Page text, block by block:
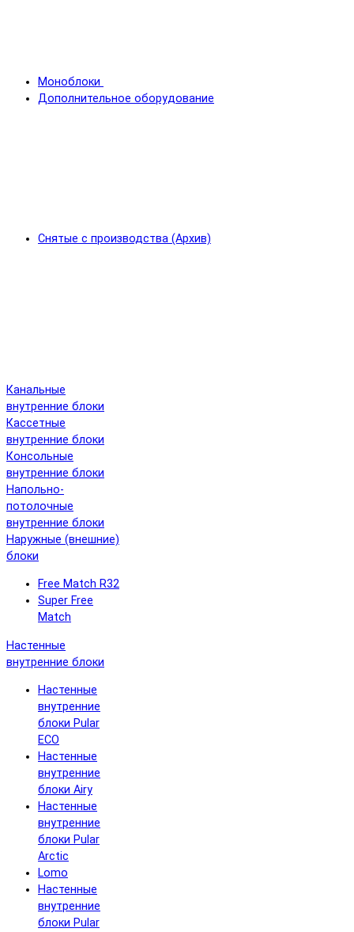
Моноблоки
Дополнительное оборудование
Снятые с производства (Архив)
Канальные
внутренние блоки
Кассетные
внутренние блоки
Консольные
внутренние блоки
Напольно-
потолочные
внутренние блоки
Наружные (внешние)
блоки
Free Match R32
Super Free
Match
Настенные
внутренние блоки
Настенные
внутренние
блоки Pular
ECO
Настенные
внутренние
блоки Airy
Настенные
внутренние
блоки Pular
Arctic
Lomo
Настенные
внутренние
блоки Pular